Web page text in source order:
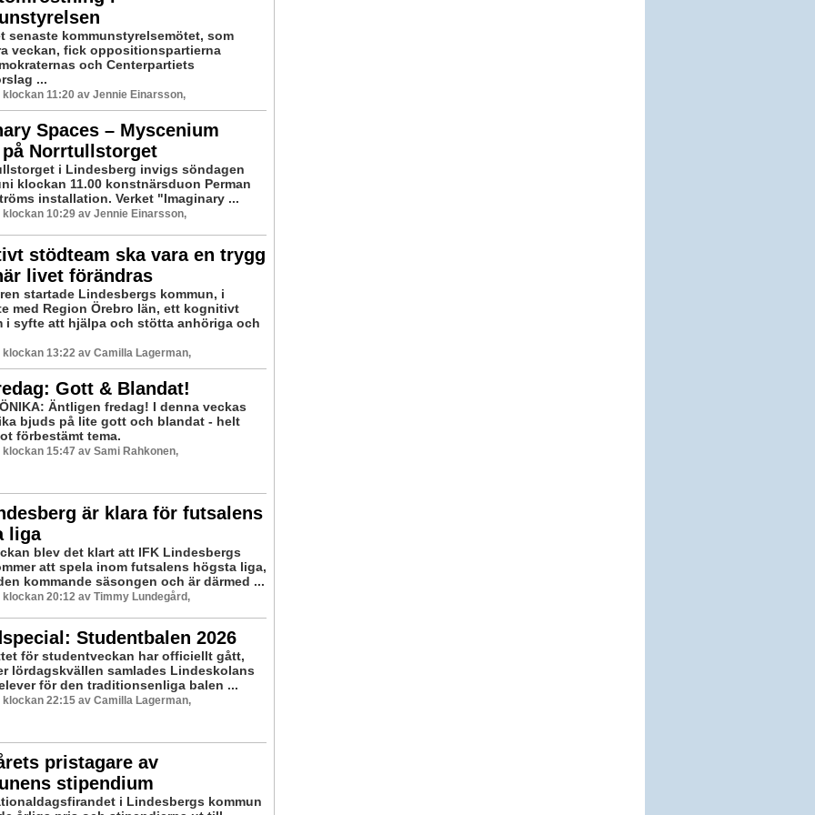
senaste kommunstyrelsemötet, som
veckan, fick oppositionspartierna
och Centerpartiets
...
klockan 11:20 av Jennie Einarsson,
Spaces – Myscenium
Norrtullstorget
i Lindesberg invigs söndagen
klockan 11.00 konstnärsduon Perman
installation. Verket "Imaginary ...
klockan 10:29 av Jennie Einarsson,
stödteam ska vara en trygg
livet förändras
startade Lindesbergs kommun, i
med Region Örebro län, ett kognitivt
i syfte att hjälpa och stötta anhöriga och
klockan 13:22 av Camilla Lagerman,
Gott & Blandat!
Äntligen fredag! I denna veckas
bjuds på lite gott och blandat - helt
förbestämt tema.
klockan 15:47 av Sami Rahkonen,
är klara för futsalens
liga
blev det klart att IFK Lindesbergs
att spela inom futsalens högsta liga,
kommande säsongen och är därmed ...
klockan 20:12 av Timmy Lundegård,
Studentbalen 2026
för studentveckan har officiellt gått,
lördagskvällen samlades Lindeskolans
för den traditionsenliga balen ...
klockan 22:15 av Camilla Lagerman,
pristagare av
stipendium
i Lindesbergs kommun